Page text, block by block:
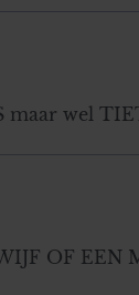
maar wel
OF EEN